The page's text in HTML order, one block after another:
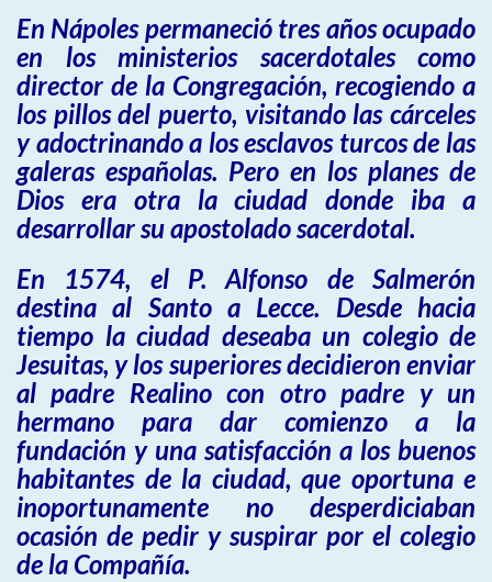
En Nápoles permaneció tres años ocupado
en los ministerios sacerdotales como
director de la Congregación, recogiendo a
los pillos del puerto, visitando las cárceles
y adoctrinando a los esclavos turcos de las
galeras españolas. Pero en los planes de
Dios era otra la ciudad donde iba a
desarrollar su apostolado sacerdotal.
En 1574, el P. Alfonso de Salmerón
destina al Santo a Lecce. Desde hacia
tiempo la ciudad deseaba un colegio de
Jesuitas, y los superiores decidieron enviar
al padre Realino con otro padre y un
hermano para dar comienzo a la
fundación y una satisfacción a los buenos
habitantes de la ciudad, que oportuna e
inoportunamente no desperdiciaban
ocasión de pedir y suspirar por el colegio
de la Compañía.